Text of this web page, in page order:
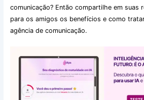
comunicação? Então compartilhe em suas
para os amigos os benefícios e como
agência de comunicação.